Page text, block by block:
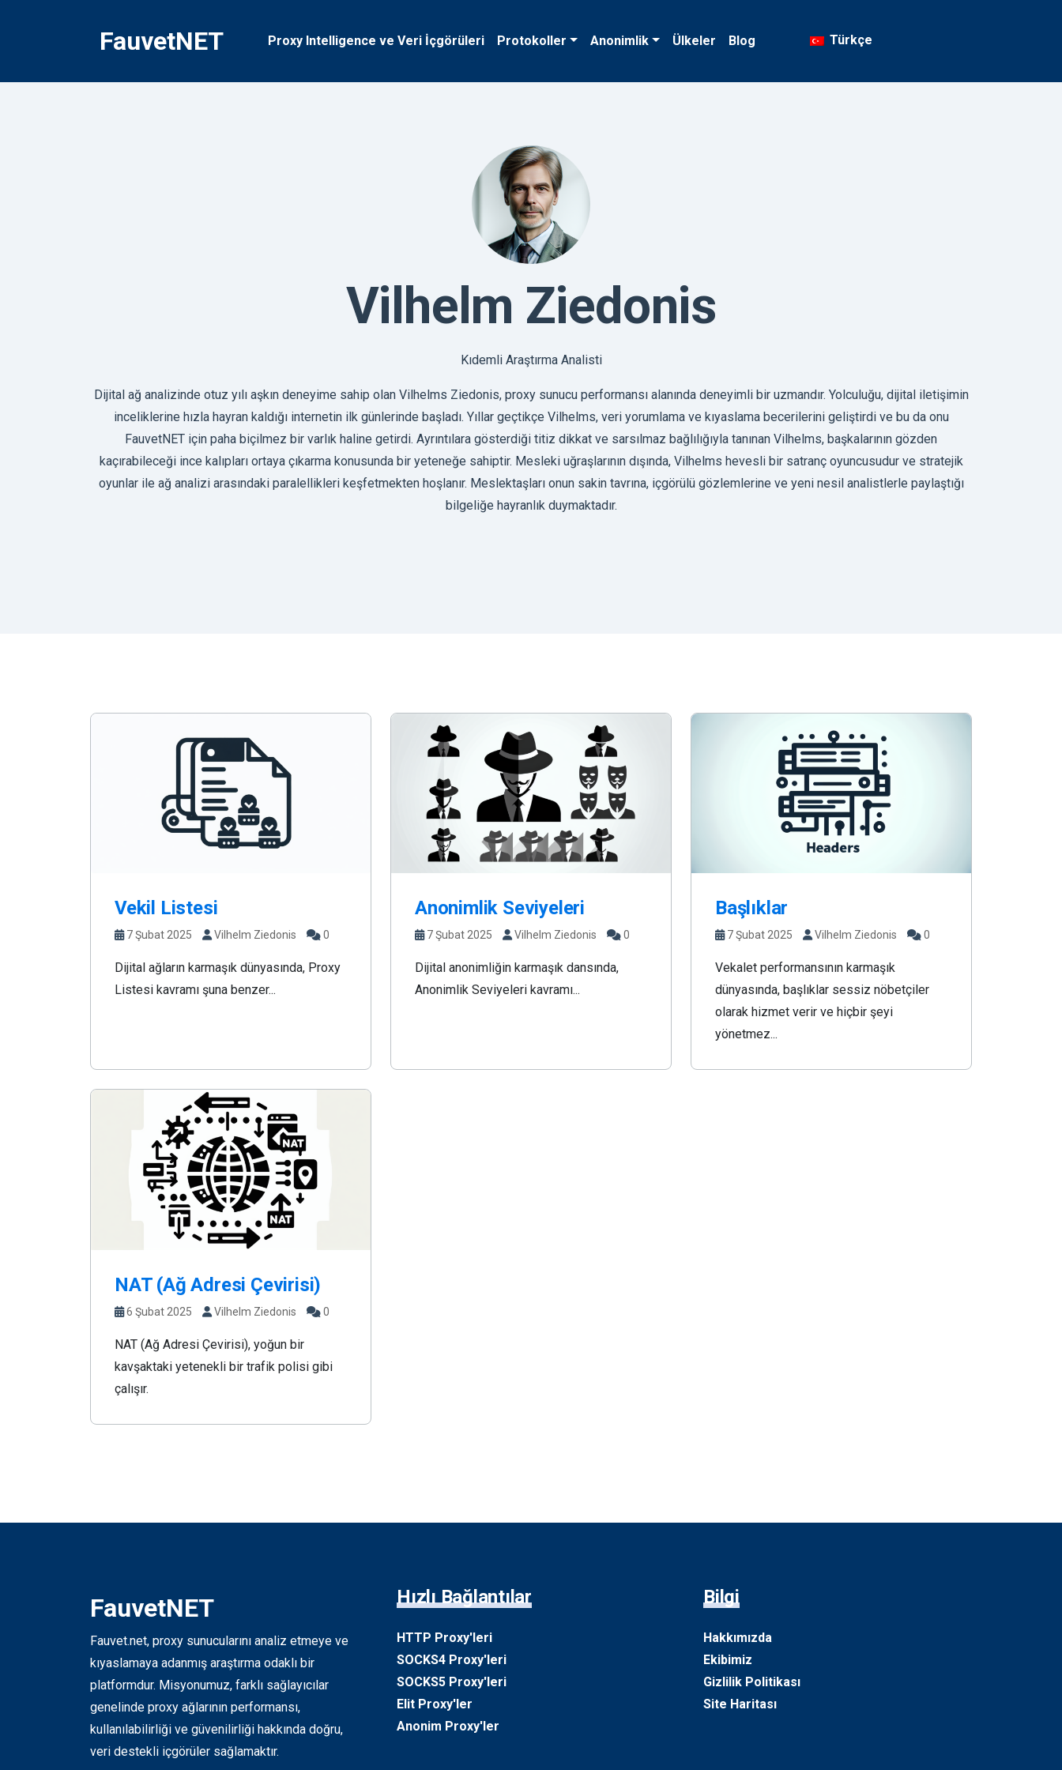
FauvetNET Proxy Intelligence ve Veri İçgörüleri Protokoller Anonimlik Ülkeler Blog Türkçe
Vilhelm Ziedonis
Kıdemli Araştırma Analisti
Dijital ağ analizinde otuz yılı aşkın deneyime sahip olan Vilhelms Ziedonis, proxy sunucu performansı alanında deneyimli bir uzmandır. Yolculuğu, dijital iletişimin
inceliklerine hızla hayran kaldığı internetin ilk günlerinde başladı. Yıllar geçtikçe Vilhelms, veri yorumlama ve kıyaslama becerilerini geliştirdi ve bu da onu
FauvetNET için paha biçilmez bir varlık haline getirdi. Ayrıntılara gösterdiği titiz dikkat ve sarsılmaz bağlılığıyla tanınan Vilhelms, başkalarının gözden
kaçırabileceği ince kalıpları ortaya çıkarma konusunda bir yeteneğe sahiptir. Mesleki uğraşlarının dışında, Vilhelms hevesli bir satranç oyuncusudur ve stratejik
oyunlar ile ağ analizi arasındaki paralellikleri keşfetmekten hoşlanır. Meslektaşları onun sakin tavrına, içgörülü gözlemlerine ve yeni nesil analistlerle paylaştığı
bilgeliğe hayranlık duymaktadır.
Vekil Listesi
7 Şubat 2025 Vilhelm Ziedonis 0
Dijital ağların karmaşık dünyasında, Proxy
Listesi kavramı şuna benzer...
Anonimlik Seviyeleri
7 Şubat 2025 Vilhelm Ziedonis 0
Dijital anonimliğin karmaşık dansında,
Anonimlik Seviyeleri kavramı...
Başlıklar
7 Şubat 2025 Vilhelm Ziedonis 0
Vekalet performansının karmaşık
dünyasında, başlıklar sessiz nöbetçiler
olarak hizmet verir ve hiçbir şeyi
yönetmez...
NAT (Ağ Adresi Çevirisi)
6 Şubat 2025 Vilhelm Ziedonis 0
NAT (Ağ Adresi Çevirisi), yoğun bir
kavşaktaki yetenekli bir trafik polisi gibi
çalışır.
FauvetNET
Fauvet.net, proxy sunucularını analiz etmeye ve
kıyaslamaya adanmış araştırma odaklı bir
platformdur. Misyonumuz, farklı sağlayıcılar
genelinde proxy ağlarının performansı,
kullanılabilirliği ve güvenilirliği hakkında doğru,
veri destekli içgörüler sağlamaktır.
Hızlı Bağlantılar
HTTP Proxy'leri
SOCKS4 Proxy'leri
SOCKS5 Proxy'leri
Elit Proxy'ler
Anonim Proxy'ler
Bilgi
Hakkımızda
Ekibimiz
Gizlilik Politikası
Site Haritası